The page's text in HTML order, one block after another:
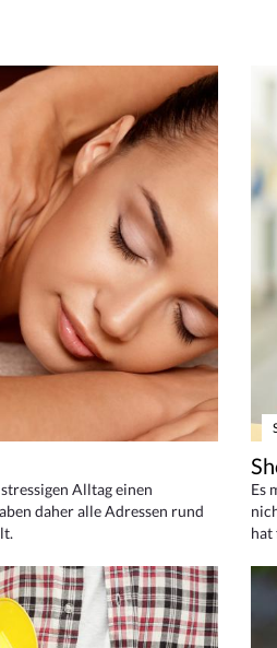
Alltag einen
daher alle Adressen rund
Es
hat